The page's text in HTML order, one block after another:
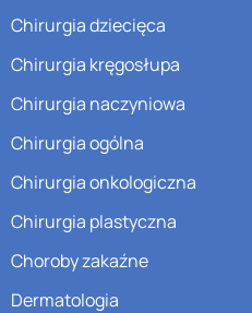
Chirurgia dziecięca
Chirurgia kręgosłupa
Chirurgia naczyniowa
Chirurgia ogólna
Chirurgia onkologiczna
Chirurgia plastyczna
Choroby zakaźne
Dermatologia